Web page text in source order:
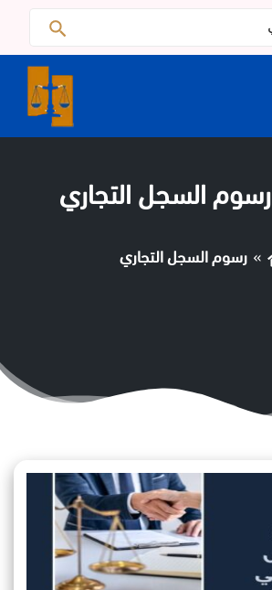
رسوم السجل التجاري
رسوم السجل التجاري